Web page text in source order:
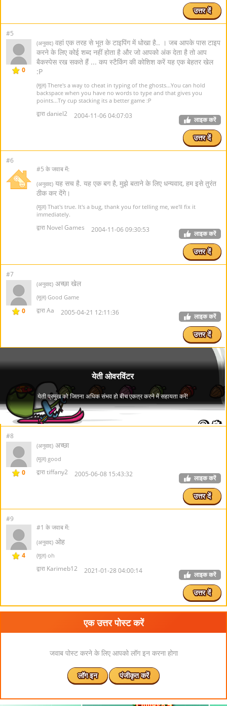
उत्तर दें
#5
0
(अनुवाद) वहां एक तरह से भूत के टाइपिंग में धोखा है.. । जब आपके पास टाइप
करने के लिए कोई शब्द नहीं होता है और जो आपको अंक देता है तो आप
बैकस्पेस रख सकते हैं ... कप स्टैकिंग की कोशिश करें यह एक बेहतर खेल
:P
(मूल) There's a way to cheat in typing of the ghosts...You can hold
backspace when you have no words to type and that gives you
points...Try cup stacking its a better game :P
द्वारा daniel2 2004-11-06 04:07:03 लाइक करें
उत्तर दें
#6
#5 के जवाब में:
(अनुवाद) यह सच है. यह एक बग है, मुझे बताने के लिए धन्यवाद, हम इसे तुरंत
ठीक कर देंगे।
(मूल) That's true. It's a bug, thank you for telling me, we'll fix it
immediately.
द्वारा Novel Games 2004-11-06 09:30:53 लाइक करें
उत्तर दें
#7
0
(अनुवाद) अच्छा खेल
(मूल) Good Game
द्वारा Aa 2005-04-21 12:11:36 लाइक करें
उत्तर दें
#8
0
(अनुवाद) अच्छा
(मूल) good
द्वारा tiffany2 2005-06-08 15:43:32 लाइक करें
उत्तर दें
#9
4
#1 के जवाब में:
(अनुवाद) ओह
(मूल) oh
द्वारा Karimeb12 2021-01-28 04:00:14 लाइक करें
उत्तर दें
एक उत्तर पोस्ट करें
जवाब पोस्ट करने के लिए आपको लॉग इन करना होगा
लॉग इन पंजीकृत करें